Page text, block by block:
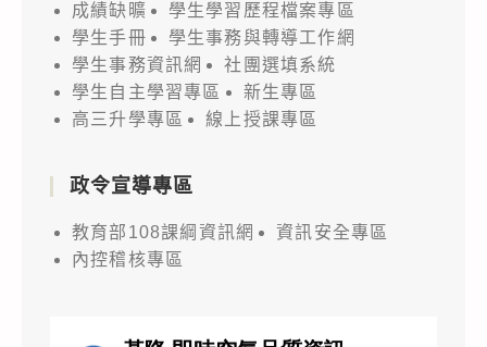
成績缺曠
學生學習歷程檔案專區
學生手冊
學生事務與轉導工作網
學生事務資訊網
社團選填系統
學生自主學習專區
新生專區
高三升學專區
線上授課專區
政令宣導專區
教育部108課綱資訊網
資訊安全專區
內控稽核專區